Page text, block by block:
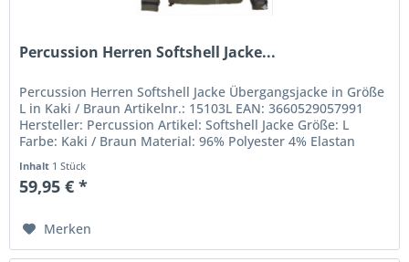
Percussion Herren Softshell Jacke...
Percussion Herren Softshell Jacke Übergangsjacke in Größe
L in Kaki / Braun Artikelnr.: 15103L EAN: 3660529057991
Hersteller: Percussion Artikel: Softshell Jacke Größe: L
Farbe: Kaki / Braun Material: 96% Polyester 4% Elastan
Inhalt 1 Stück
59,95 € *
Merken